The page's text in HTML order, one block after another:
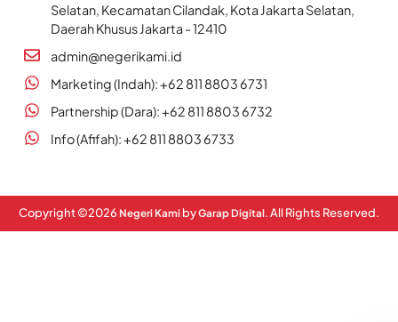
Selatan, Kecamatan Cilandak, Kota Jakarta Selatan,
Daerah Khusus Jakarta - 12410
admin@negerikami.id
Marketing (Indah): +62 811 8803 6731
Partnership (Dara): +62 811 8803 6732
Info (Afifah): +62 811 8803 6733
Copyright ©2026 Negeri Kami byGarap Digital. All Rights Reserved.